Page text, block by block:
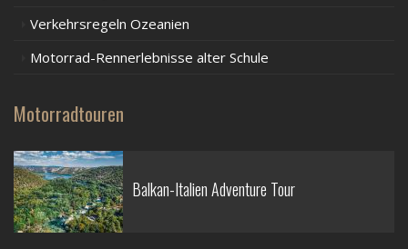
Verkehrsregeln Ozeanien
Motorrad-Rennerlebnisse alter Schule
Motorradtouren
Balkan-Italien Adventure Tour